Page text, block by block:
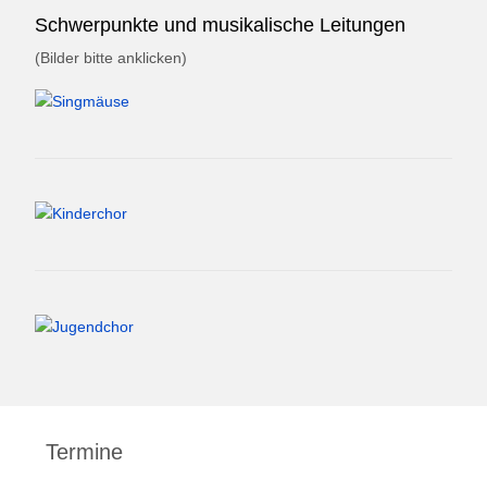
Schwerpunkte und musikalische Leitungen
(Bilder bitte anklicken)
Termine